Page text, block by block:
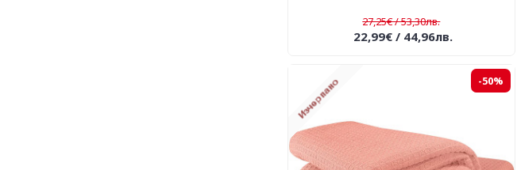
27,25€ / 53,30лв.
22,99€ / 44,96лв.
-50%